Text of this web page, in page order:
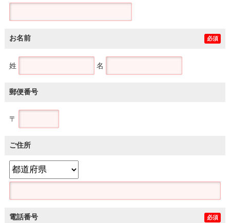
お名前 必須
姓 名
郵便番号
〒
ご住所
電話番号 必須